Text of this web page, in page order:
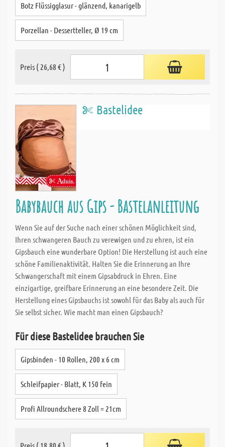
Botz Flüssigglasur - glänzend, kanarigelb
Porzellan - Dessertteller, Ø 19 cm
Preis ( 26,68 € )
Bastelidee
Babybauch aus Gips - Bastelanleitung
Wenn Sie auf der Suche nach einer schönen Möglichkeit sind,
Ihren schwangeren Bauch zu verewigen und zu ehren, ist ein
Gipsbauch eine wunderbare Option! Die Herstellung ist auch eine
schöne Familienaktivität. Halten Sie die Erinnerung an Ihre
Schwangerschaft mit einem Gipsabdruck in Ehren. Eine
einzigartige, greifbare Erinnerung an eine besondere Zeit. Die
Herstellung eines Gipsbauchs ist sowohl für das Baby als auch für
Sie selbst sicher. Wie macht man einen Gipsbauch?
Für diese Bastelidee brauchen Sie
Gipsbinden - 10 Rollen, 200 x 6 cm
Schleifpapier - Blatt, K 150 fein
Profi Allroundschere 8 Zoll = 21cm